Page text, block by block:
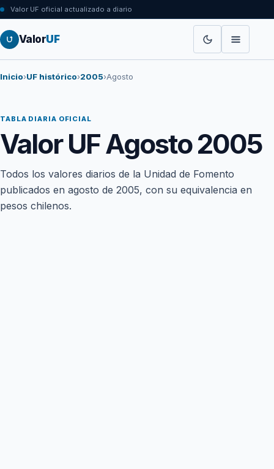
Valor UF oficial actualizado a diario
ValorUF
Inicio›UF histórico›2005›Agosto
TABLA DIARIA OFICIAL
Valor UF Agosto 2005
Todos los valores diarios de la Unidad de Fomento
publicados en agosto de 2005, con su equivalencia en
pesos chilenos.